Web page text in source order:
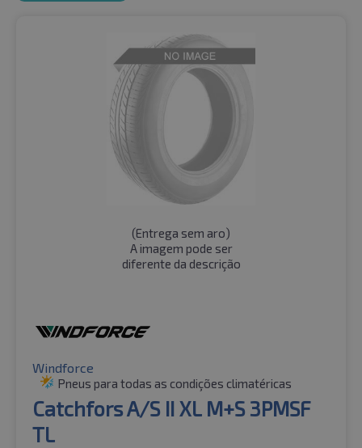
(Entrega sem aro)
A imagem pode ser
diferente da descrição
Windforce
Pneus para todas as condições climatéricas
Catchfors A/S II XL M+S 3PMSF
TL